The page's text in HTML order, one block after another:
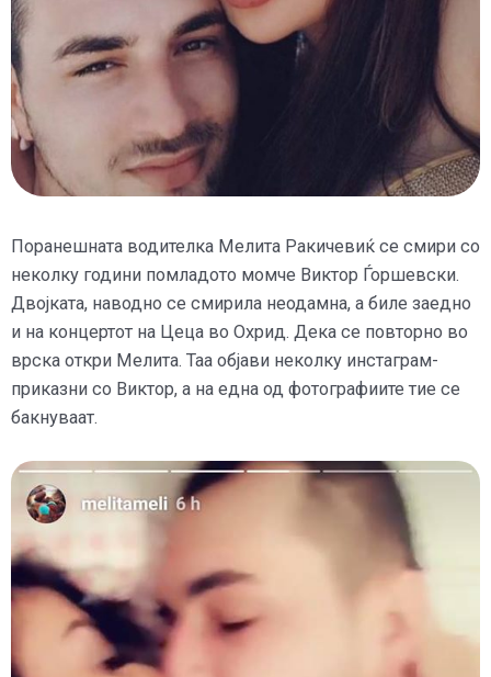
Поранешната водителка Мелита Ракичевиќ се смири со
неколку години помладото момче Виктор Ѓоршевски.
Двојката, наводно се смирила неодамна, а биле заедно
и на концертот на Цеца во Охрид. Дека се повторно во
врска откри Мелита. Таа објави неколку инстаграм-
приказни со Виктор, а на една од фотографиите тие се
бакнуваат.